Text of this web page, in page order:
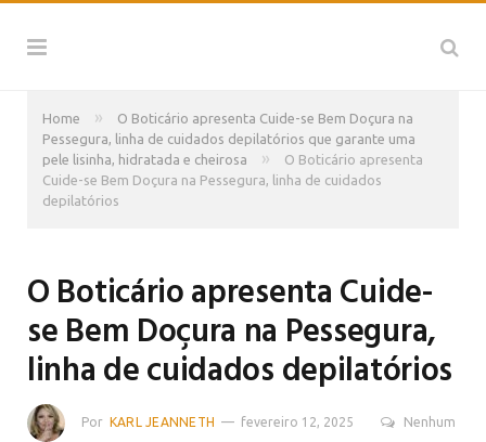
Home »
O Boticário apresenta Cuide-se Bem Doçura na
Pessegura, linha de cuidados depilatórios que garante uma
pele lisinha, hidratada e cheirosa
»
O Boticário apresenta
Cuide-se Bem Doçura na Pessegura, linha de cuidados
depilatórios
O Boticário apresenta Cuide-
se Bem Doçura na Pessegura,
linha de cuidados depilatórios
Por KARL JEANNETH fevereiro 12, 2025 Nenhum